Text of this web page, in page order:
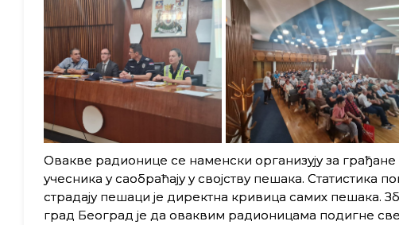
Овакве радионице се наменски организују за
учесника у саобраћају у својству пешака. Статистика
страдају пешаци је директна кривица самих пешака.
град Београд је да оваквим радионицама подигне